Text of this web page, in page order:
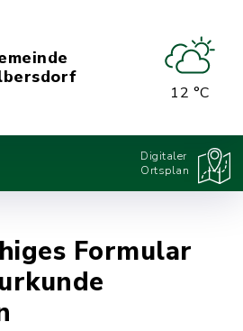
12 °C
Digitaler
Ortsplan
Formular